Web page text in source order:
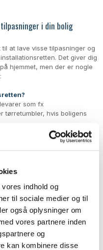
indhold og
til sociale medier og til
også oplysninger om
vores partnere inden
og
kan kombinere disse
i din bolig
at lave visse tilpasninger og
Det giver dig
hjemmet, men der er nogle
som fx
tørretumbler, hvis boligens
løsninger, der gør
af rullegardiner eller kroge,
faste installationer, fx el,
skriftlig tilladelse hos
eller udskifte gulve,